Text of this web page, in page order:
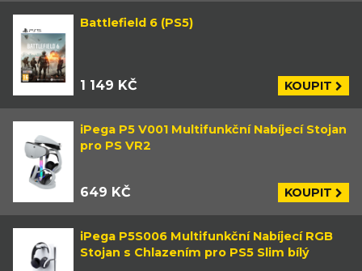
Battlefield 6 (PS5)
1 149 KČ KOUPIT
iPega P5 V001 Multifunkční Nabíjecí Stojan
pro PS VR2
649 KČ KOUPIT
iPega P5S006 Multifunkční Nabíjecí RGB
Stojan s Chlazením pro PS5 Slim bílý